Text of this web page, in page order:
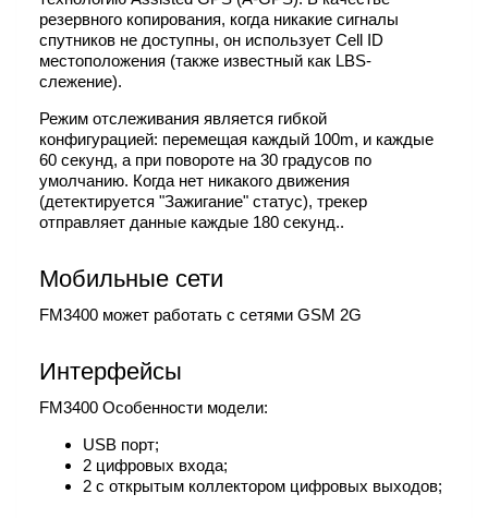
резервного копирования, когда никакие сигналы
спутников не доступны, он использует Cell ID
местоположения (также известный как LBS-
слежение).
Режим отслеживания является гибкой
конфигурацией: перемещая каждый 100m, и каждые
60 секунд, а при повороте на 30 градусов по
умолчанию. Когда нет никакого движения
(детектируется "Зажигание" статус), трекер
отправляет данные каждые 180 секунд..
Мобильные сети
FM3400 может работать с сетями GSM 2G
Интерфейсы
FM3400 Особенности модели:
USB порт;
2 цифровых входа;
2 с открытым коллектором цифровых выходов;